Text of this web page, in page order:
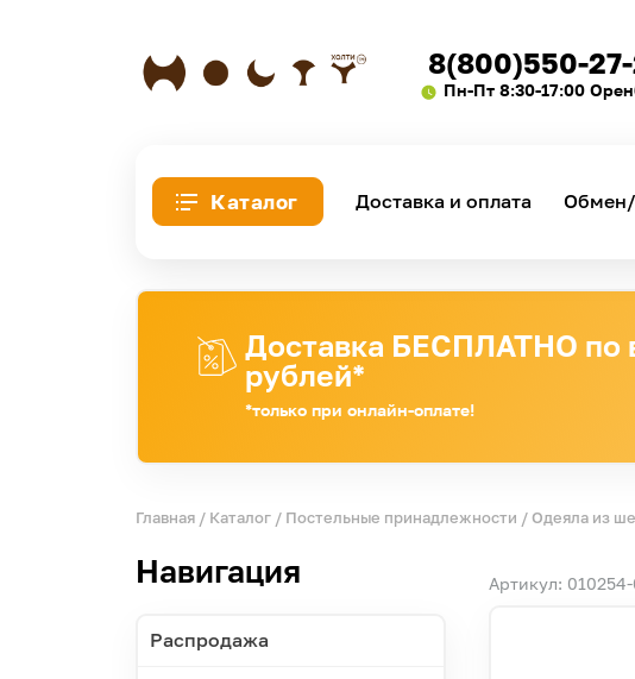
8(800)550-
Пн-Пт 8:30-17:00
Каталог Доставка и оплата Обмен/
Доставка БЕСПЛАТНО по
рублей*
*только при онлайн-оплате!
Главная / Каталог / Постельные принадлежности / Одеяла из
Навигация
Распродажа
Артикул: 010254-